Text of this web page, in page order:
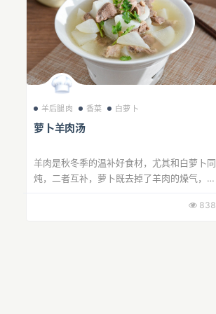
羊后腿肉 香菜 白萝卜
萝卜羊肉汤
羊肉是秋冬季的温补好食材，尤其和白萝卜同
炖，二者互补，萝卜既去掉了羊肉的燥气，又
洗净；白萝卜削皮步骤
838